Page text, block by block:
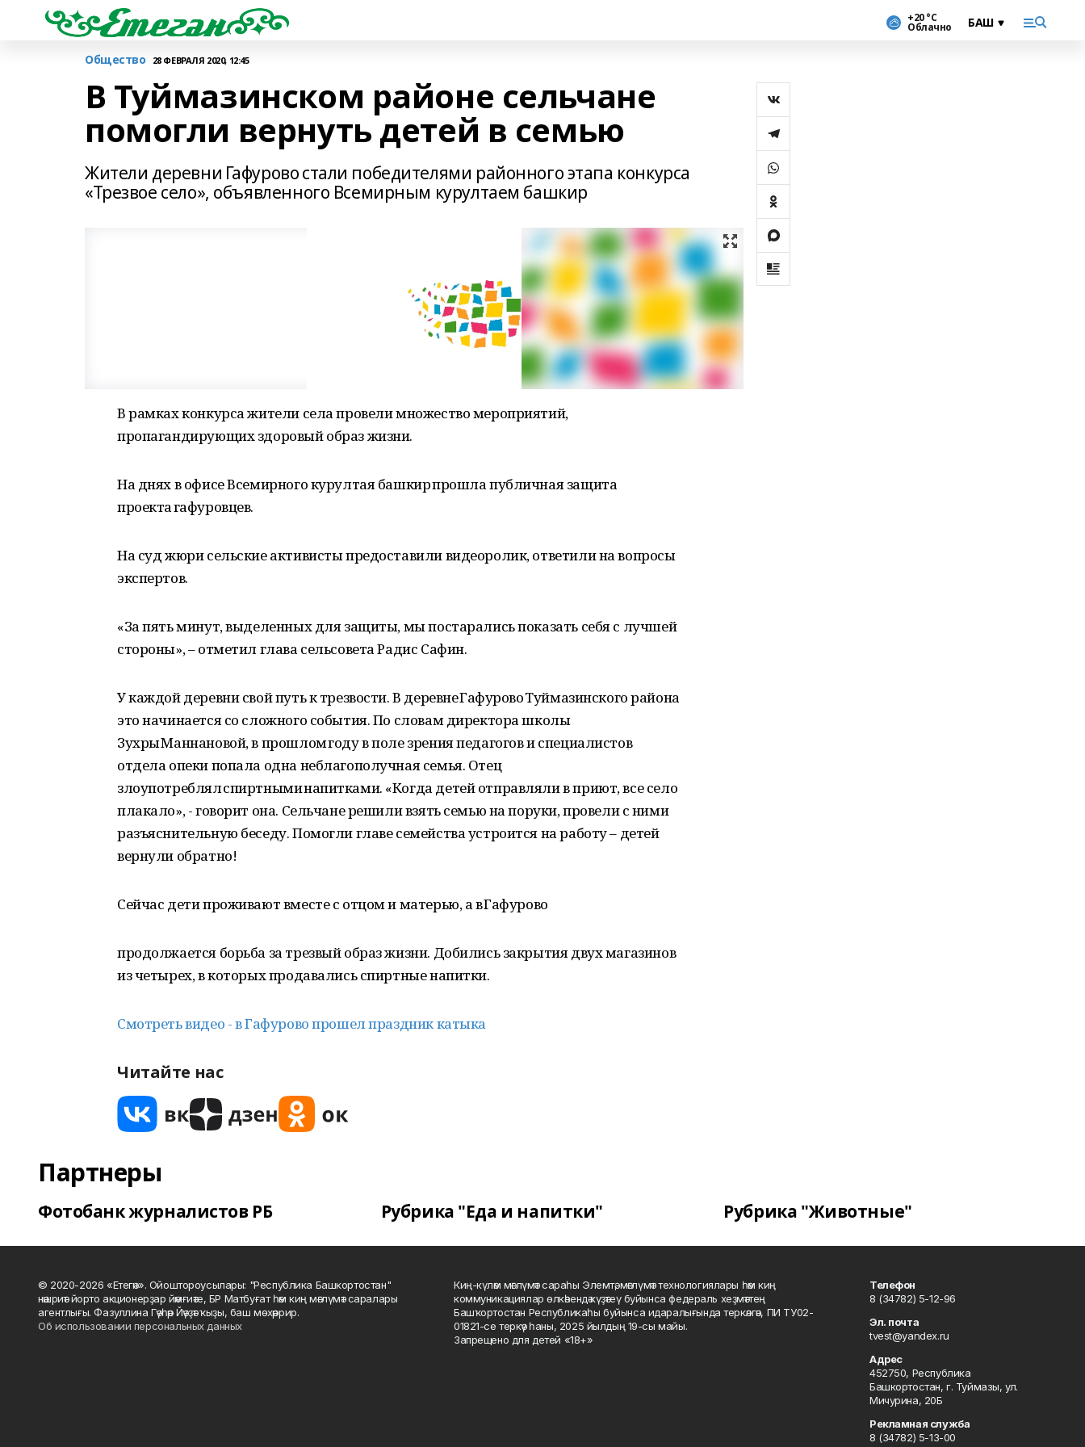
+20 °С
Облачно
Общество 28 ФЕВРАЛЯ 2020, 12:45
В Туймазинском районе сельчане
помогли вернуть детей в семью
Жители деревни Гафурово стали победителями районного этапа конкурса
«Трезвое село», объявленного Всемирным курултаем башкир
В рамках конкурса жители села провели множество мероприятий,
пропагандирующих здоровый образ жизни.
На днях в офисе Всемирного курултая башкир прошла публичная защита
проекта гафуровцев.
На суд жюри сельские активисты предоставили видеоролик, ответили на вопросы
экспертов.
«За пять минут, выделенных для защиты, мы постарались показать себя с лучшей
стороны», – отметил глава сельсовета Радис Сафин.
У каждой деревни свой путь к трезвости. В деревне Гафурово Туймазинского района
это начинается со сложного события. По словам директора школы
Зухры Маннановой, в прошлом году в поле зрения педагогов и специалистов
отдела опеки попала одна неблагополучная семья. Отец
злоупотреблял спиртными напитками. «Когда детей отправляли в приют, все село
плакало», - говорит она. Сельчане решили взять семью на поруки, провели с ними
разъяснительную беседу. Помогли главе семейства устроится на работу – детей
вернули обратно!
Сейчас дети проживают вместе с отцом и матерью, а в Гафурово
продолжается борьба за трезвый образ жизни. Добились закрытия двух магазинов
из четырех, в которых продавались спиртные напитки.
Смотреть видео - в Гафурово прошел праздник катыка
Читайте нас
Партнеры
Фотобанк журналистов РБ Рубрика "Еда и напитки" Рубрика "Животные"
© 2020-2026 «Етегән». Ойоштороусылары: "Республика Башкортостан"
нәшриәт йорто акционерҙар йәмғиәте, БР Матбуғат һәм киң мәғлүмәт саралары
агентлығы. Фазуллина Гәүһәр Йәүҙәт ҡыҙы, баш мөхәррир.
Об использовании персональных данных
Киң-күләм мәғлүмәт сараһы Элемтә, мәғлүмәт технологиялары һәм киң
коммуникациялар өлкәһендә күҙәтеү буйынса федераль хеҙмәттең
Башҡортостан Республикаһы буйынса идаралығында теркәлгән, ПИ ТУ02-
01821-се теркәү һаны, 2025 йылдың 19-сы майы.
Запрещено для детей «18+»
Телефон
8 (34782) 5-12-96
Эл. почта
tvest@yandex.ru
Адрес
452750, Республика
Башкортостан, г. Туймазы, ул.
Мичурина, 20Б
Рекламная служба
8 (34782) 5-13-00